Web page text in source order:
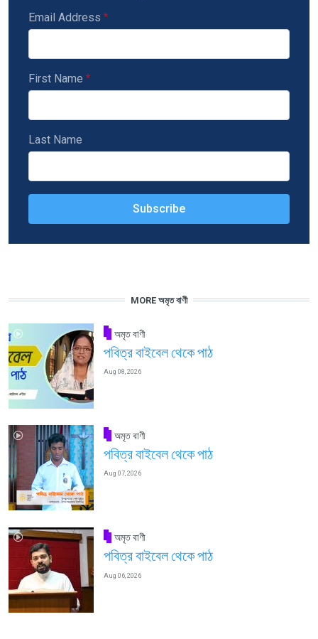
Email Address
First Name
Last Name
MORE অমৃত বাণী
অমৃত বাণী
পবিত্র বাইবেল থেকে পাঠ
Aug 08, 2026
অমৃত বাণী
পবিত্র বাইবেল থেকে পাঠ
Aug 07, 2026
অমৃত বাণী
পবিত্র বাইবেল থেকে পাঠ
Aug 06, 2026